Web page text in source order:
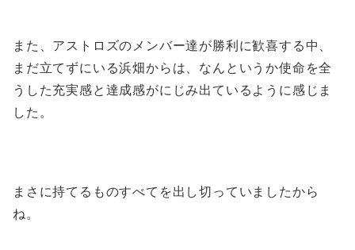
また、アストロズのメンバー達が勝利に歓喜する中、
まだ立てずにいる浜畑からは、なんというか使命を全
うした充実感と達成感がにじみ出ているように感じま
した。
まさに持てるものすべてを出し切っていましたから
ね。